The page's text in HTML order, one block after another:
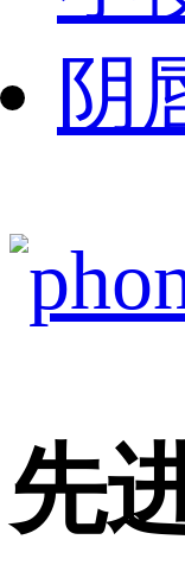
阴
先